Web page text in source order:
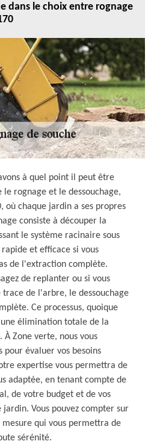
dans le choix entre rognage
à quel point il peut être
rognage et le dessouchage,
où chaque jardin a ses propres
consiste à découper la
le système racinaire sous
et efficace si vous
de l'extraction complète.
de replanter ou si vous
de l'arbre, le dessouchage
Ce processus, quoique
une élimination totale de la
À Zone verte, nous vous
pour évaluer vos besoins
expertise vous permettra de
adaptée, en tenant compte de
de votre budget et de vos
Vous pouvez compter sur
mesure qui vous permettra de
sérénité.